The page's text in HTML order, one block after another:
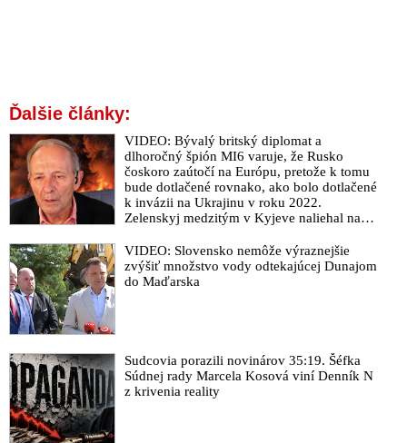
Ďalšie články:
VIDEO: Bývalý britský diplomat a
dlhoročný špión MI6 varuje, že Rusko
čoskoro zaútočí na Európu, pretože k tomu
bude dotlačené rovnako, ako bolo dotlačené
k invázii na Ukrajinu v roku 2022.
Zelenskyj medzitým v Kyjeve naliehal na
zháňali energie pre Ukrajinu na zimu. Putin
vraj bude mobilizovať a vojna sa do zimy
pravdepodobne neskončí
VIDEO: Slovensko nemôže výraznejšie
zvýšiť množstvo vody odtekajúcej Dunajom
do Maďarska
Sudcovia porazili novinárov 35:19. Šéfka
Súdnej rady Marcela Kosová viní Denník N
z krivenia reality